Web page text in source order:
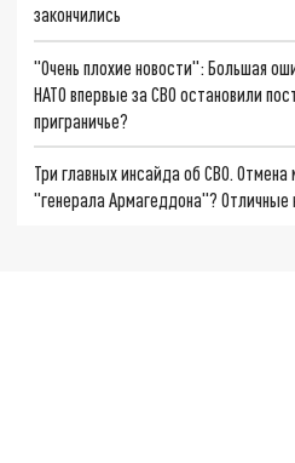
закончились
"Очень плохие новости": Большая
НАТО впервые за СВО остановили
приграничье?
Три главных инсайда об СВО.
"генерала Армагеддона"?